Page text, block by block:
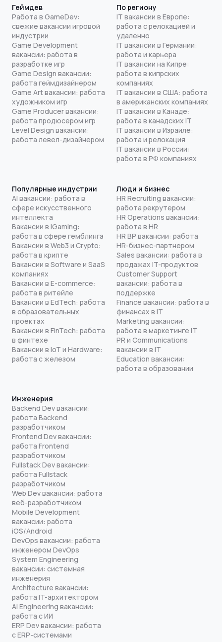
Геймдев
Работа в GameDev:
свежие вакансии игровой
индустрии
Game Development
вакансии: работа в
разработке игр
Game Design вакансии:
работа геймдизайнером
Game Art вакансии: работа
художником игр
Game Producer вакансии:
работа продюсером игр
Level Design вакансии:
работа левел-дизайнером
По региону
IT вакансии в Европе:
работа с релокацией и
удаленно
IT вакансии в Германии:
работа и карьера
IT вакансии на Кипре:
работа в кипрских
компаниях
IT вакансии в США: работа
в американских компаниях
IT вакансии в Канаде:
работа в канадских IT
IT вакансии в Израиле:
работа и релокация
IT вакансии в России:
работа в РФ компаниях
Популярные индустрии
AI вакансии: работа в
сфере искусственного
интеллекта
Вакансии в iGaming:
работа в сфере гемблинга
Вакансии в Web3 и Crypto:
работа в крипте
Вакансии в Software и SaaS
компаниях
Вакансии в E-commerce:
работа в ритейле
Вакансии в EdTech: работа
в образовательных
проектах
Вакансии в FinTech: работа
в финтехе
Вакансии в IoT и Hardware:
работа с железом
Люди и бизнес
HR Recruiting вакансии:
работа рекрутером
HR Operations вакансии:
работа в HR
HR BP вакансии: работа
HR-бизнес-партнером
Sales вакансии: работа в
продажах IT-продуктов
Customer Support
вакансии: работа в
поддержке
Finance вакансии: работа в
финансах в IT
Marketing вакансии:
работа в маркетинге IT
PR и Communications
вакансии в IT
Education вакансии:
работа в образовании
Инженерия
Backend Dev вакансии:
работа Backend
разработчиком
Frontend Dev вакансии:
работа Frontend
разработчиком
Fullstack Dev вакансии:
работа Fullstack
разработчиком
Web Dev вакансии: работа
веб-разработчиком
Mobile Development
вакансии: работа
iOS/Android
DevOps вакансии: работа
инженером DevOps
System Engineering
вакансии: системная
инженерия
Architecture вакансии:
работа IT-архитектором
AI Engineering вакансии:
работа с ИИ
ERP Dev вакансии: работа
с ERP-системами